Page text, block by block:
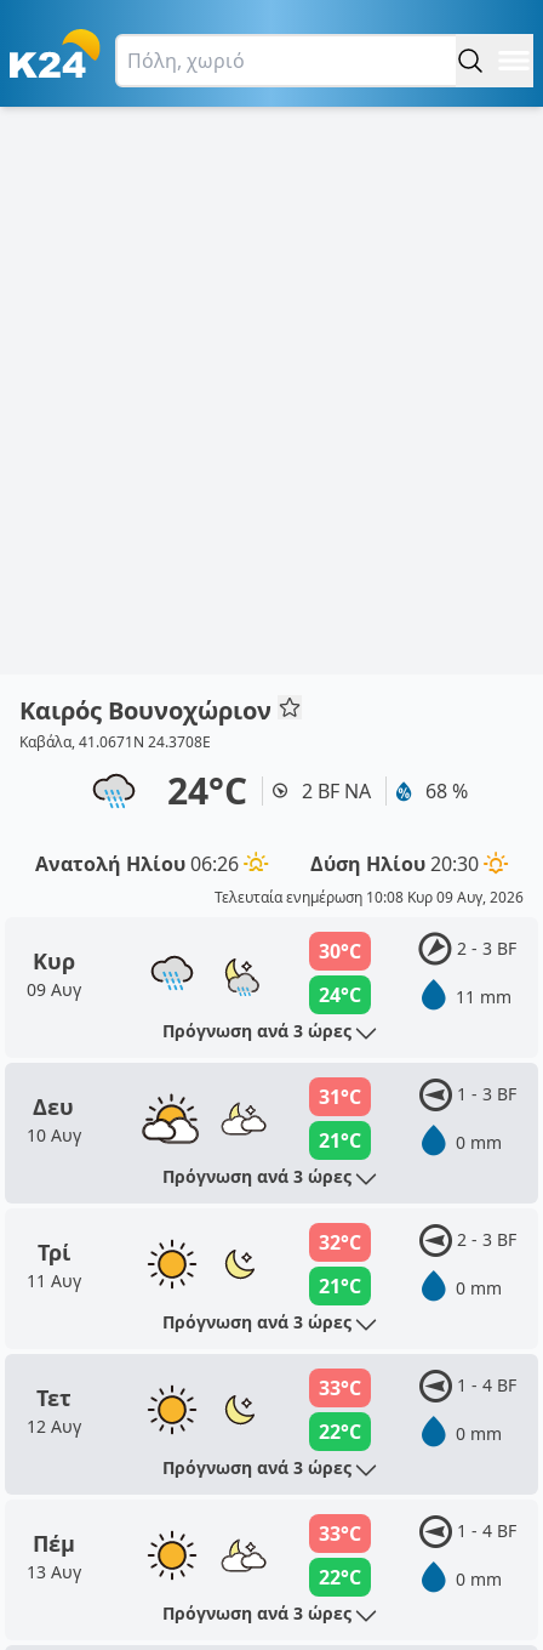
Καιρός Βουνοχώριον
Καβάλα, 41.0671N 24.3708E
24°C 2 BF ΝΑ 68 %
Ανατολή Ηλίου06:26 Δύση Ηλίου20:30
Τελευταία ενημέρωση 10:08 Κυρ 09 Αυγ, 2026
Κυρ
09 Αυγ
30°C
24°C
2 - 3 BF
11 mm
Πρόγνωση ανά 3 ώρες
Δευ
10 Αυγ
31°C
21°C
1 - 3 BF
0 mm
Πρόγνωση ανά 3 ώρες
Τρί
11 Αυγ
32°C
21°C
2 - 3 BF
0 mm
Πρόγνωση ανά 3 ώρες
Τετ
12 Αυγ
33°C
22°C
1 - 4 BF
0 mm
Πρόγνωση ανά 3 ώρες
Πέμ
13 Αυγ
33°C
22°C
1 - 4 BF
0 mm
Πρόγνωση ανά 3 ώρες